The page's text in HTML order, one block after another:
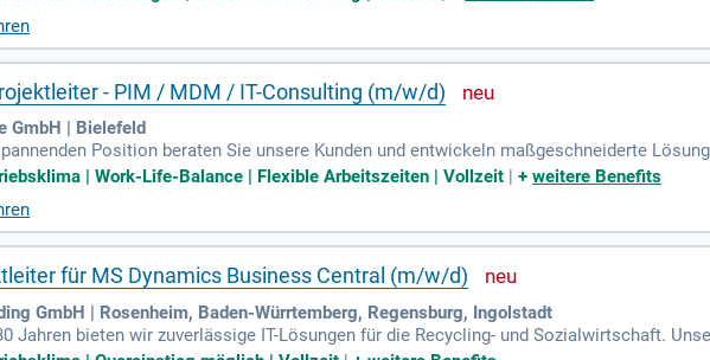
In unseren IT-Teams gestaltest du aktiv Geschäftsprozesse und trägst zur
bewirb dich jetzt, um deine Zukunft gemeinsam mit uns zu formen!
- PIM / MDM / IT-Consulting (m/w/d)
GmbH | Bielefeld
Position beraten Sie unsere Kunden und entwickeln maßgeschneiderte
führenden Software-Partnern. Sie tragen die Verantwortung für den Projekterfolg und
umfassen die Definition von EPICs für verschiedene Aufgaben und die enge
Sie koordinieren zudem die Zusammenarbeit mit Software-Partnern wie Sharedien
| Work-Life-Balance | Flexible Arbeitszeiten | Vollzeit |+weitere Benefits
für MS Dynamics Business Central (m/w/d)
GmbH | Rosenheim, Baden-Würrtemberg, Regensburg, Ingolstadt
Jahren bieten wir zuverlässige IT-Lösungen für die Recycling- und Sozialwirtschaft.